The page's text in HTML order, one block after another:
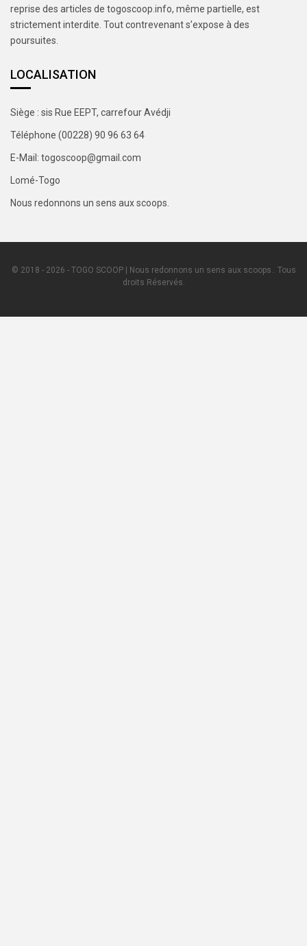
reprise des articles de togoscoop.info, même partielle, est
strictement interdite. Tout contrevenant s’expose à des
poursuites.
LOCALISATION
Siège : sis Rue EEPT, carrefour Avédji
Téléphone (00228) 90 96 63 64
E-Mail: togoscoop@gmail.com
Lomé-Togo
Nous redonnons un sens aux scoops.
© 2018 - 2026 - TOGO SCOOP | Nous redonnons un sens aux scoops.. Tous
droits Réservés.